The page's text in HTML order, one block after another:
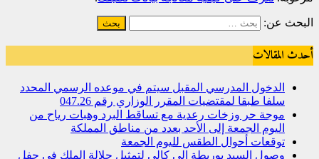
البحث عن:
أحدث المقالات
الدخول المدرسي المقبل سیتم في موعده الرسمي المحدد
سلفا طبقا لمقتضیات المقرر الوزاري رقم 047.26
موجة حر وزخات رعدية مع تساقط البرد وهبات رياح من
اليوم الجمعة إلى الأحد بعدد من مناطق المملكة
توقعات أحوال الطقس لليوم الجمعة
وصول السيد بوريطة إلى كالي لتمثيل جلالة الملك في حفل